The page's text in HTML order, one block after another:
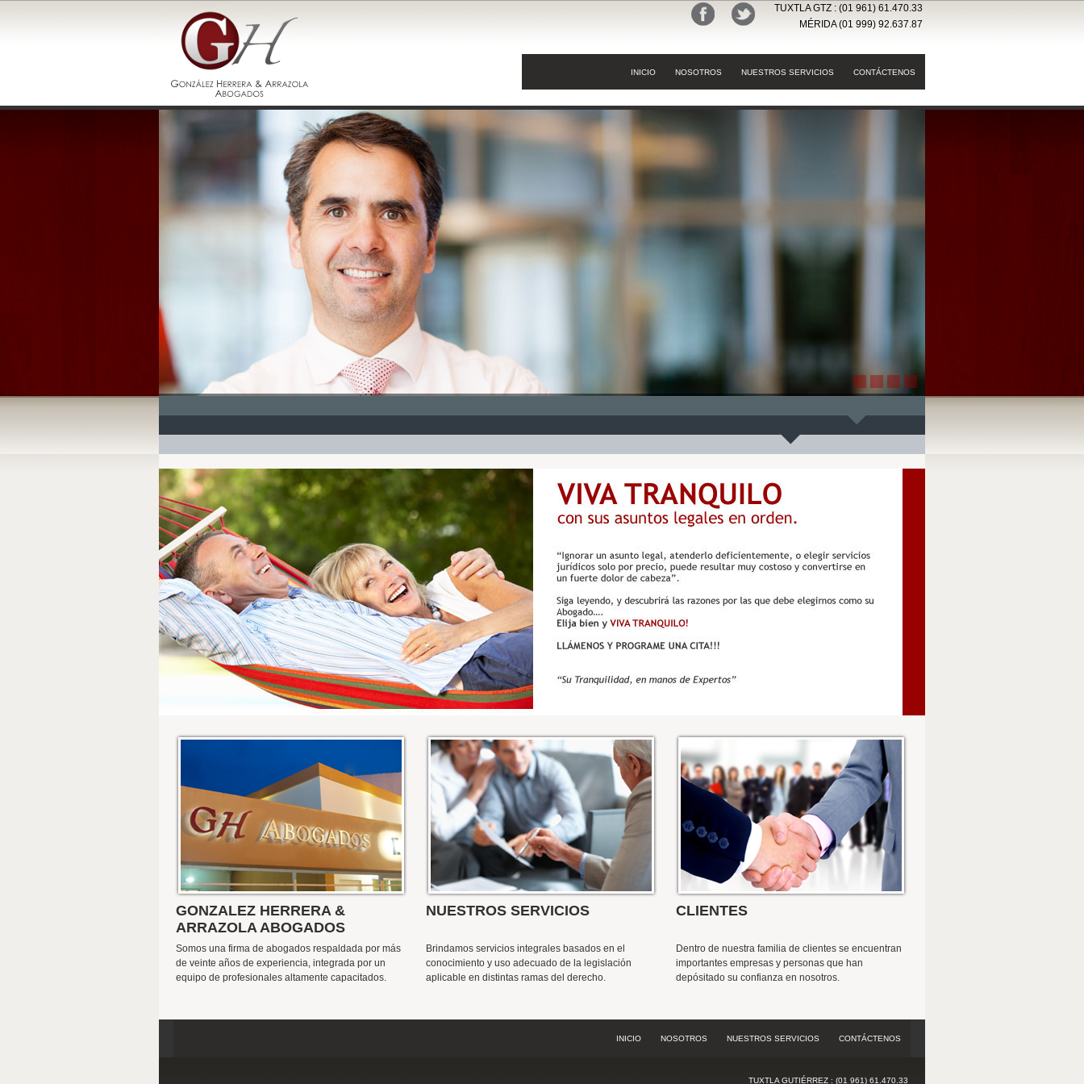
TUXTLA GTZ : (01 961) 61.470.33
MÉRIDA (01 999) 92.637.87
INICIO NOSOTROS NUESTROS SERVICIOS CONTÁCTENOS
GONZALEZ HERRERA &
ARRAZOLA ABOGADOS
NUESTROS SERVICIOS CLIENTES
Somos una firma de abogados respaldada por más
de veinte años de experiencia, integrada por un
equipo de profesionales altamente capacitados.
Brindamos servicios integrales basados en el
conocimiento y uso adecuado de la legislación
aplicable en distintas ramas del derecho.
Dentro de nuestra familia de clientes se encuentran
importantes empresas y personas que han
depósitado su confianza en nosotros.
INICIO NOSOTROS NUESTROS SERVICIOS CONTÁCTENOS
TUXTLA GUTIÉRREZ : (01 961) 61.470.33